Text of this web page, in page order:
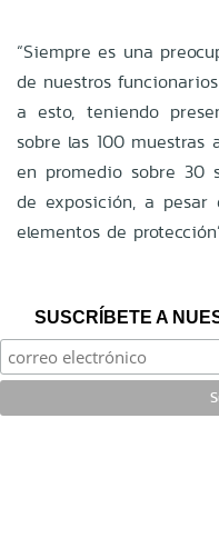
“Siempre es una
de nuestros
a esto, teniendo
sobre las 100 muestras
en promedio sobre 30
de exposición, a pesar
elementos de
SUSCRÍBETE A